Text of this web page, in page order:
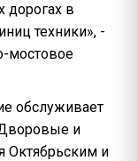
дорогах в
техники», -
мостовое
обслуживает
и
Октябрьским и